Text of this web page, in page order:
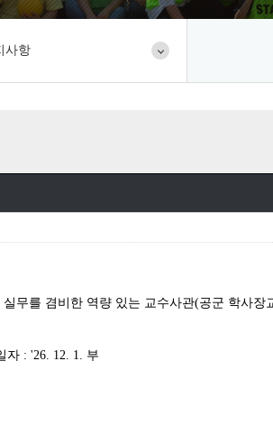
사항
무를 겸비한 역량 있는 교수사관(공군 학사장
자 : '26. 12. 1. 부